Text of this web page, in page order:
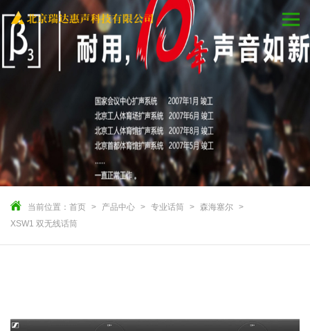
当前位置： 首页 产品中心 专业话筒
森海塞尔
XSW1 双无线话筒